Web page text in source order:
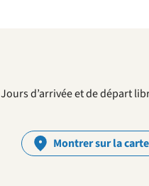
Jours d’arrivée et de départ
Montrer sur la carte